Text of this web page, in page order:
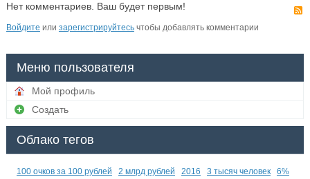
Нет комментариев. Ваш будет первым!
Войдите или зарегистрируйтесьчтобы добавлять комментарии
Меню пользователя
Мой профиль
Создать
Облако тегов
100 очков за 100 рублей 2 млрд рублей 2016 3 тысяч человек
6%